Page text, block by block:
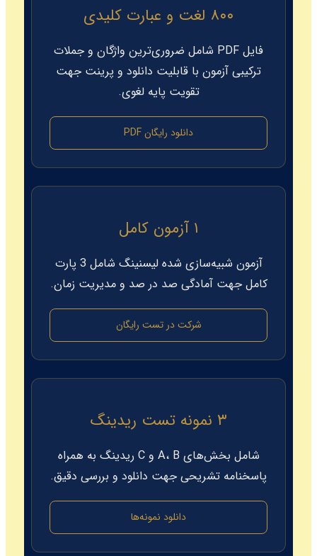
۸۰۰ لغت و عبارت کلیدی
فایل PDF شامل ضروری‌ترین واژگان و جملات
ترکیبی آزمون با قابلیت دانلود و پرینت جهت
تقویت پایه لغوی.
دانلود رایگان PDF
۱ آزمون کامل
آزمون شبیه‌سازی شده لیسنینگ شامل 3 پارت
کامل جهت آمادگی صد در صد و مدیریت زمان.
شرکت در تست رایگان
۳ نمونه تست ریدینگ
شامل بخش‌های A، B و C ریدینگ به همراه
پاسخنامه تشریحی جهت دانلود و بررسی دقیق.
دانلود نمونه‌ها